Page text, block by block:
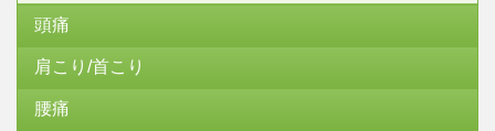
頭痛
肩こり/首こり
腰痛